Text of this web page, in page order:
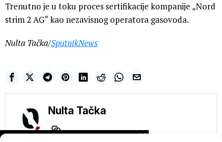
Trenutno je u toku proces sertifikacije kompanije „Nord
strim 2 AG“ kao nezavisnog operatora gasovoda.
Nulta Tačka/SputnikNews
Nulta Tačka
NE PROPUSTITE